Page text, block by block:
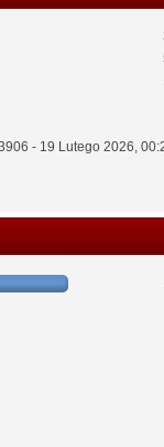
- 19 Lutego 2026,